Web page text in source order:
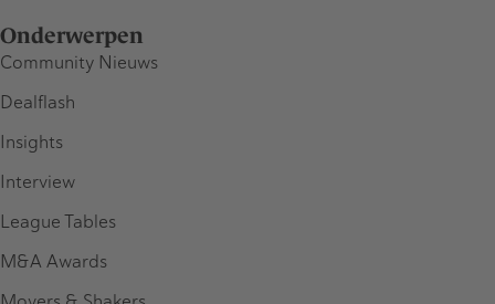
Onderwerpen
Community Nieuws
Dealflash
Insights
Interview
League Tables
M&A Awards